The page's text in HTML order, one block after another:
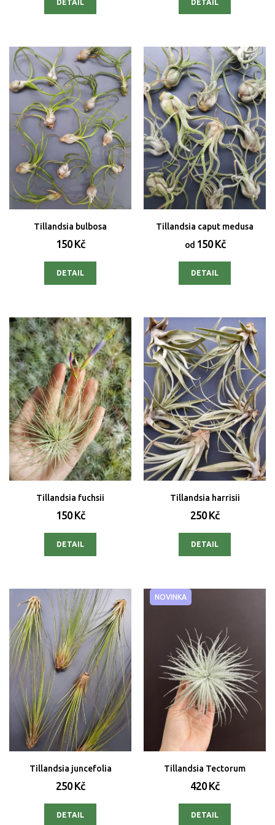
DETAIL DETAIL
Tillandsia bulbosa
150 Kč
DETAIL
Tillandsia caput medusa
od150 Kč
DETAIL
Tillandsia fuchsii
150 Kč
DETAIL
Tillandsia harrisii
250 Kč
DETAIL
Tillandsia juncefolia
250 Kč
DETAIL
NOVINKA
Tillandsia Tectorum
420 Kč
DETAIL